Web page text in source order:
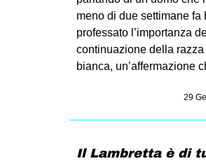
meno di due settimane fa
professato l’importanza
continuazione della razza
bianca, un’affermazione
29
Il Lambretta è di